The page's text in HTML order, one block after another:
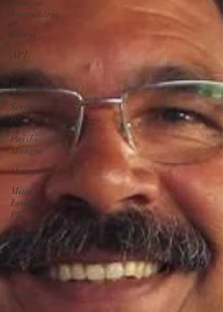
Estação
Ferroviária
Livros
APL
Cultura
Paraibana
Serra
Branca
Pai do
Mangue
Mangue
Mitos e
Lendas da
PB
Lucena
Cuité
Itacoatiara
Sertão